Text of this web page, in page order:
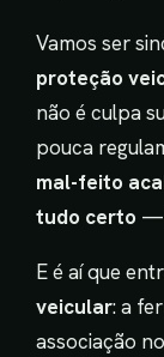
Vamos ser
proteção
não é culpa
pouca
mal-feito
tudo certo —
E é aí que
veicular: a
associação